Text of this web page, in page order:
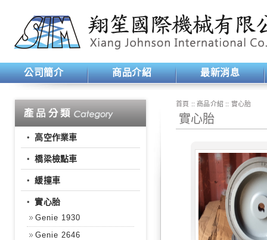
公司簡介 商品介紹 最新消息
‧高空作業車
‧橋梁檢點車
‧緩撞車
‧實心胎
Genie 1930
Genie 2646
首頁 :: 商品介紹 :: 實心胎
實心胎